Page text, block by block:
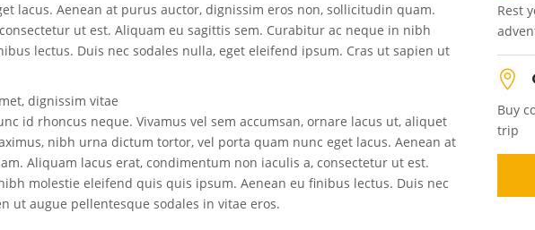
lacus. Aenean at purus auctor, dignissim eros non, sollicitudin quam.
ut est. Aliquam eu sagittis sem. Curabitur ac neque in nibh
lectus. Duis nec sodales nulla, eget eleifend ipsum. Cras ut sapien ut
dignissim vitae
id rhoncus neque. Vivamus vel sem accumsan, ornare lacus ut, aliquet
nibh urna dictum tortor, vel porta quam nunc eget lacus. Aenean at
Aliquam lacus erat, condimentum non iaculis a, consectetur ut est.
molestie eleifend quis quis ipsum. Aenean eu finibus lectus. Duis nec
ut augue pellentesque sodales in vitae eros.
Rest
Buy
trip